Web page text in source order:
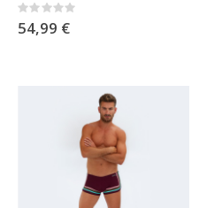
Rating:
0%
54,99 €